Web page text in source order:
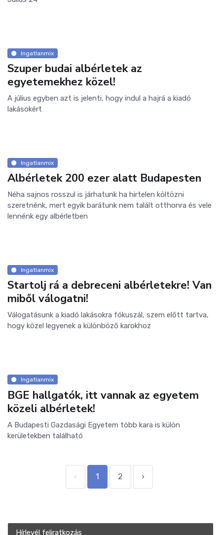
Ingatlanmix
Szuper budai albérletek az
egyetemekhez közel!
A július egyben azt is jelenti, hogy indul a hajrá a kiadó
lakásokért
Ingatlanmix
Albérletek 200 ezer alatt Budapesten
Néha sajnos rosszul is járhatunk ha hirtelen költözni
szeretnénk, mert egyik barátunk nem talált otthonra és vele
lennénk egy albérletben
Ingatlanmix
Startolj rá a debreceni albérletekre! Van
miből válogatni!
Válogatásunk a kiadó lakásokra fókuszál, szem előtt tartva,
hogy közel legyenek a különböző karokhoz
Ingatlanmix
BGE hallgatók, itt vannak az egyetem
közeli albérletek!
A Budapesti Gazdasági Egyetem több kara is külön
kerületekben található
‹ 1 2 ›
Hírlevél feliratkozás